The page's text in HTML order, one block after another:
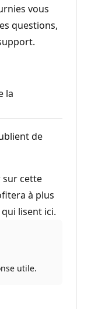
vous
questions,
la
de
sur cette
à plus
lisent ici.
utile.